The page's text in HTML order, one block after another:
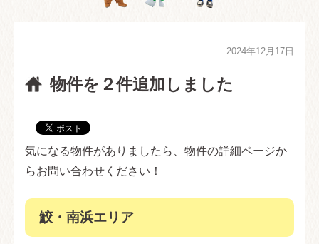
2024年12月17日
物件を２件追加しました
気になる物件がありましたら、物件の詳細ページか
らお問い合わせください！
鮫・南浜エリア